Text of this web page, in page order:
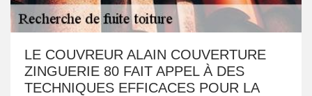
LE COUVREUR ALAIN COUVERTURE
ZINGUERIE 80 FAIT APPEL À DES
TECHNIQUES EFFICACES POUR LA